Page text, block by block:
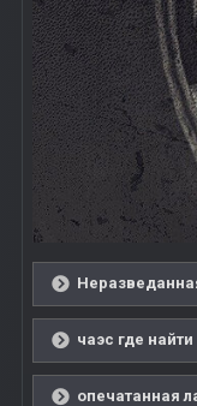
чаэс где
опечатанная